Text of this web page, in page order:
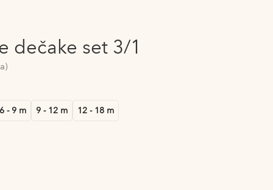
dečake set 3/1
6 - 9 m 9 - 12 m 12 - 18 m